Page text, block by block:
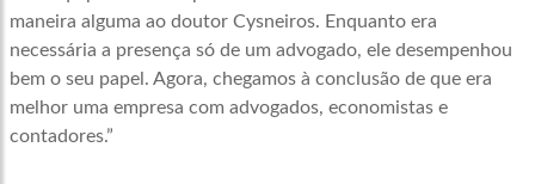
maneira alguma ao doutor Cysneiros. Enquanto era
necessária a presença só de um advogado, ele desempenhou
bem o seu papel. Agora, chegamos à conclusão de que era
melhor uma empresa com advogados, economistas e
contadores.”